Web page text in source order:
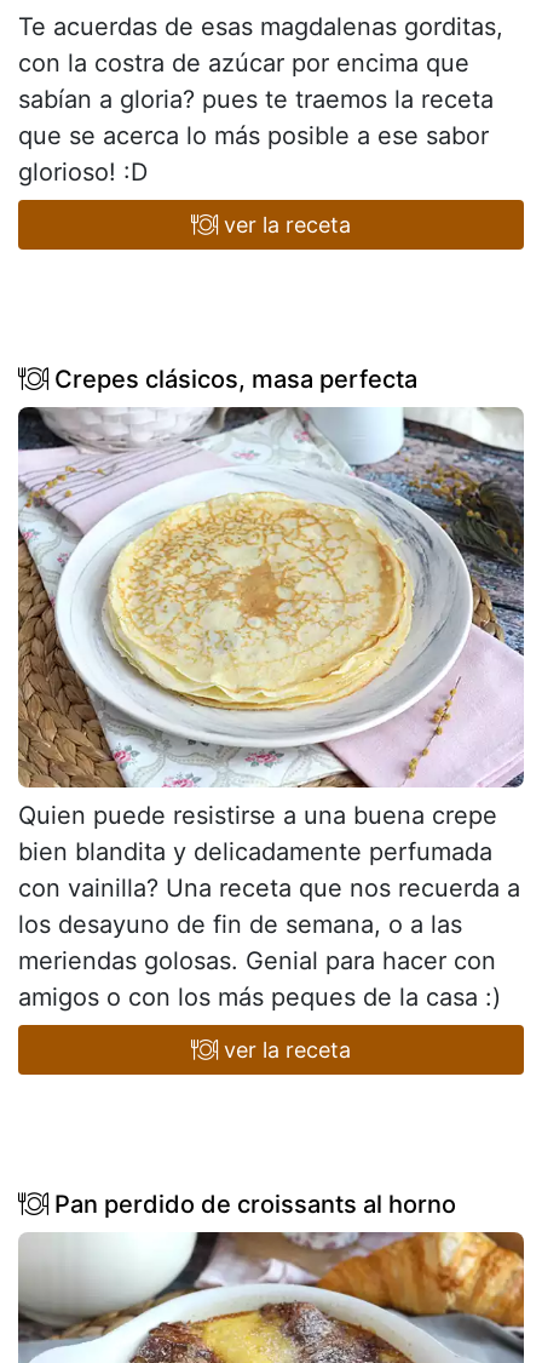
Te acuerdas de esas magdalenas gorditas,
con la costra de azúcar por encima que
sabían a gloria? pues te traemos la receta
que se acerca lo más posible a ese sabor
glorioso! :D
ver la receta
Crepes clásicos, masa perfecta
Quien puede resistirse a una buena crepe
bien blandita y delicadamente perfumada
con vainilla? Una receta que nos recuerda a
los desayuno de fin de semana, o a las
meriendas golosas. Genial para hacer con
amigos o con los más peques de la casa :)
ver la receta
Pan perdido de croissants al horno